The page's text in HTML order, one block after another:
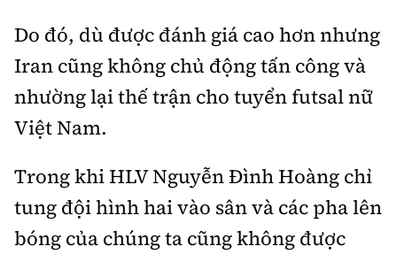
Thông tin tòa
soạn
Do đó, dù được đánh giá cao hơn nhưng
Iran cũng không chủ động tấn công và
nhường lại thế trận cho tuyển futsal nữ
Việt Nam.
Trong khi HLV Nguyễn Đình Hoàng chỉ
tung đội hình hai vào sân và các pha lên
bóng của chúng ta cũng không được